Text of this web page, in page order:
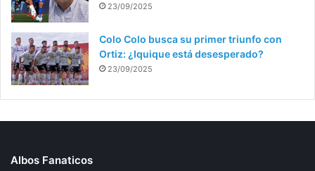
23/09/2025
Colo Colo busca su primer triunfo con
Ortiz: ¿Iquique está desesperado?
23/09/2025
Albos Fanaticos